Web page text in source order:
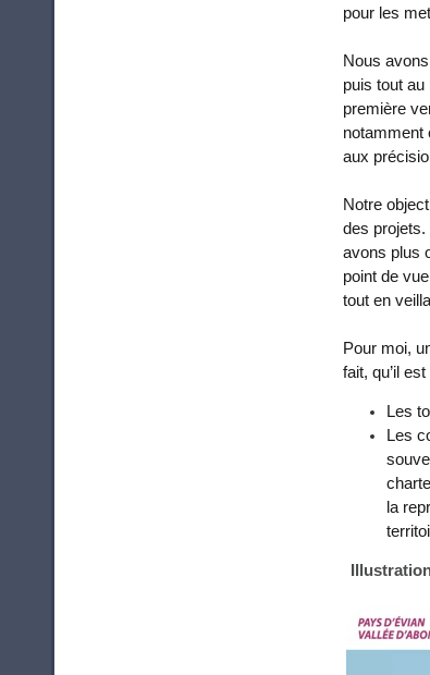
pour les
Nous
puis tout
première
notamment
aux
Notre
des projets.
avons plus
point de
tout en
Pour moi,
fait, qu’il
Les
Les
la